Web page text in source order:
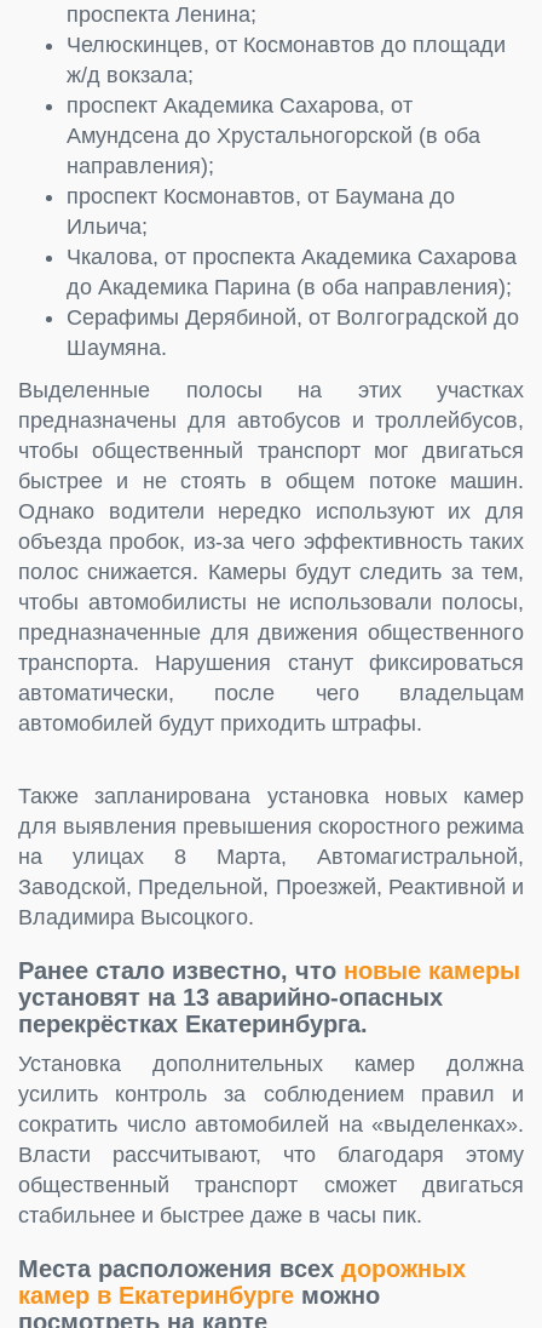
проспекта Ленина;
Челюскинцев, от Космонавтов до площади
ж/д вокзала;
проспект Академика Сахарова, от
Амундсена до Хрустальногорской (в оба
направления);
проспект Космонавтов, от Баумана до
Ильича;
Чкалова, от проспекта Академика Сахарова
до Академика Парина (в оба направления);
Серафимы Дерябиной, от Волгоградской до
Шаумяна.
Выделенные полосы на этих участках
предназначены для автобусов и троллейбусов,
чтобы общественный транспорт мог двигаться
быстрее и не стоять в общем потоке машин.
Однако водители нередко используют их для
объезда пробок, из-за чего эффективность таких
полос снижается. Камеры будут следить за тем,
чтобы автомобилисты не использовали полосы,
предназначенные для движения общественного
транспорта. Нарушения станут фиксироваться
автоматически, после чего владельцам
автомобилей будут приходить штрафы.
Также запланирована установка новых камер
для выявления превышения скоростного режима
на улицах 8 Марта, Автомагистральной,
Заводской, Предельной, Проезжей, Реактивной и
Владимира Высоцкого.
Ранее стало известно, что новые камеры
установят на 13 аварийно-опасных
перекрёстках Екатеринбурга.
Установка дополнительных камер должна
усилить контроль за соблюдением правил и
сократить число автомобилей на «выделенках».
Власти рассчитывают, что благодаря этому
общественный транспорт сможет двигаться
стабильнее и быстрее даже в часы пик.
Места расположения всех дорожных
камер в Екатеринбурге можно
посмотреть на карте